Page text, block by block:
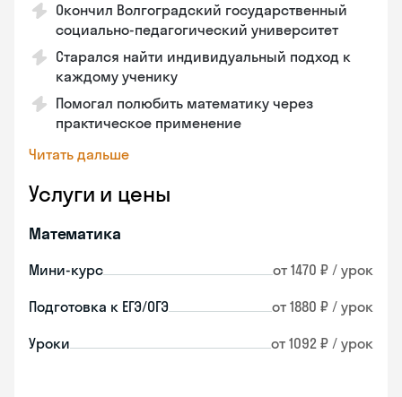
Окончил Волгоградский государственный
социально-педагогический университет
Старался найти индивидуальный подход к
каждому ученику
Помогал полюбить математику через
практическое применение
Читать дальше
Услуги и цены
Математика
Мини-курс от 1470 ₽ / урок
Подготовка к ЕГЭ/ОГЭ от 1880 ₽ / урок
Уроки от 1092 ₽ / урок